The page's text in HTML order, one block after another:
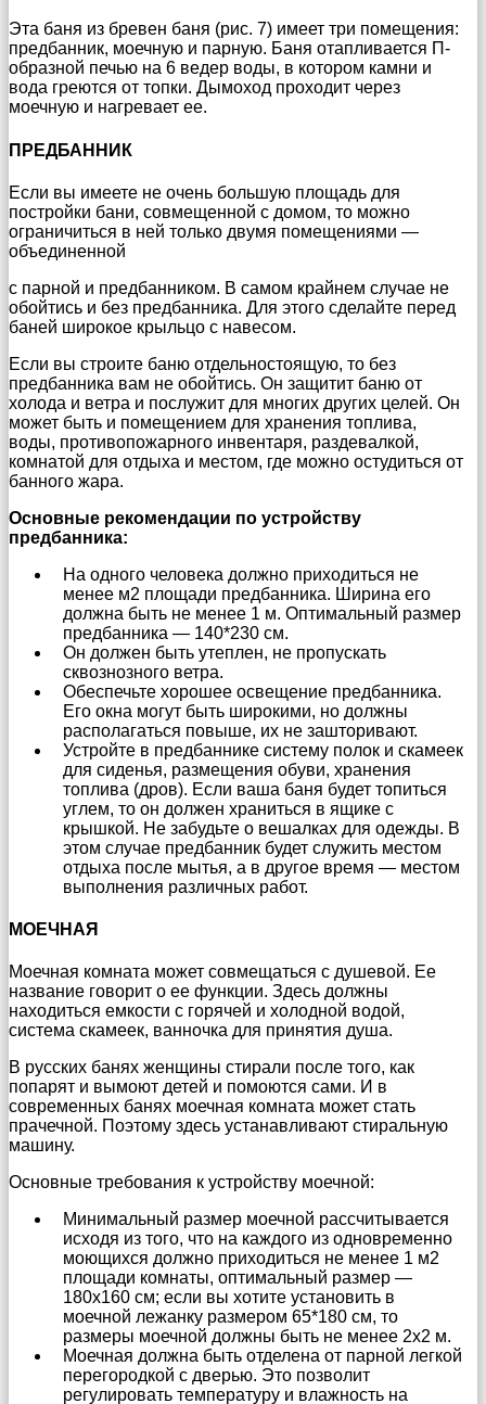
Эта баня из бревен баня (рис. 7) имеет три помещения:
предбанник, моечную и парную. Баня отапливается П-
образной печью на 6 ведер воды, в котором камни и
вода греются от топки. Дымоход проходит через
моечную и нагревает ее.
ПРЕДБАННИК
Если вы имеете не очень большую площадь для
постройки бани, совмещенной с домом, то можно
ограничиться в ней только двумя помещениями —
объединенной
с парной и предбанником. В самом крайнем случае не
обойтись и без предбанника. Для этого сделайте перед
баней широкое крыльцо с навесом.
Если вы строите баню отдельностоящую, то без
предбанника вам не обойтись. Он защитит баню от
холода и ветра и послужит для многих других целей. Он
может быть и помещением для хранения топлива,
воды, противопожарного инвентаря, раздевалкой,
комнатой для отдыха и местом, где можно остудиться от
банного жара.
Основные рекомендации по устройству
предбанника:
На одного человека должно приходиться не
менее м2 площади предбанника. Ширина его
должна быть не менее 1 м. Оптимальный размер
предбанника — 140*230 см.
Он должен быть утеплен, не пропускать
сквознозного ветра.
Обеспечьте хорошее освещение предбанника.
Его окна могут быть широкими, но должны
располагаться повыше, их не зашторивают.
Устройте в предбаннике систему полок и скамеек
для сиденья, размещения обуви, хранения
топлива (дров). Если ваша баня будет топиться
углем, то он должен храниться в ящике с
крышкой. Не забудьте о вешалках для одежды. В
этом случае предбанник будет служить местом
отдыха после мытья, а в другое время — местом
выполнения различных работ.
МОЕЧНАЯ
Моечная комната может совмещаться с душевой. Ее
название говорит о ее функции. Здесь должны
находиться емкости с горячей и холодной водой,
система скамеек, ванночка для принятия душа.
В русских банях женщины стирали после того, как
попарят и вымоют детей и помоются сами. И в
современных банях моечная комната может стать
прачечной. Поэтому здесь устанавливают стиральную
машину.
Основные требования к устройству моечной:
Минимальный размер моечной рассчитывается
исходя из того, что на каждого из одновременно
моющихся должно приходиться не менее 1 м2
площади комнаты, оптимальный размер —
180х160 см; если вы хотите установить в
моечной лежанку размером 65*180 см, то
размеры моечной должны быть не менее 2х2 м.
Моечная должна быть отделена от парной легкой
перегородкой с дверью. Это позволит
регулировать температуру и влажность на